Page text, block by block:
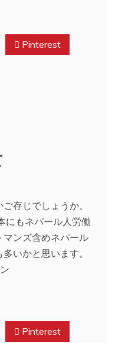
Pinterest
存じでしょうか。
にもネパール人労働
ンズ含めネパール
いかと思います。
Pinterest